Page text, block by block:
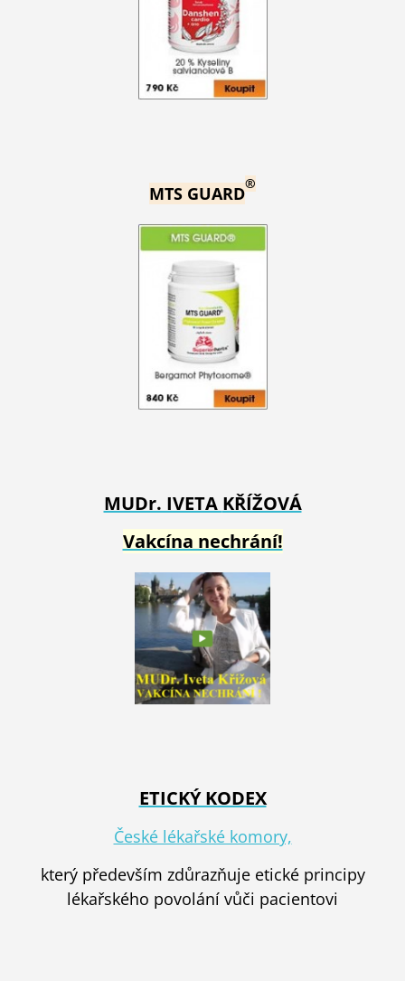
MTS GUARD®
MUDr. IVETA KŘÍŽOVÁ
Vakcína nechrání!
ETICKÝ KODEX
České lékařské komory,
který především zdůrazňuje etické principy
lékařského povolání vůči pacientovi